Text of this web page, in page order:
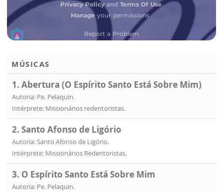
MÚSICAS
1. Abertura (O Espírito Santo Está Sobre Mim)
Autoria: Pe. Pelaquin.
Intérprete: Missionários redentoristas.
2. Santo Afonso de Ligório
Autoria: Santo Afonso de Ligório.
Intérprete: Missionários Redentoristas.
3. O Espírito Santo Está Sobre Mim
Autoria: Pe. Pelaquin.